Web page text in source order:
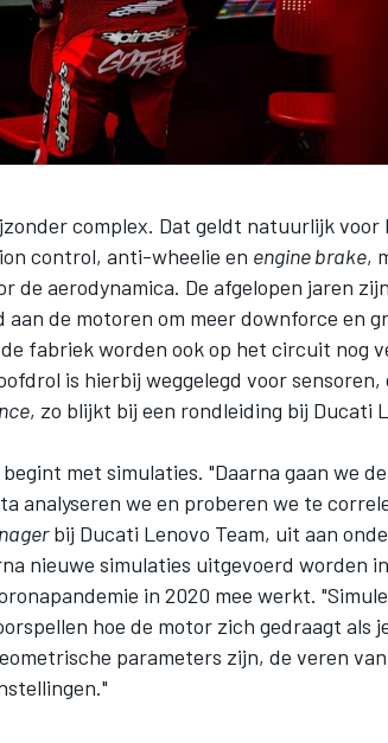
complex. Dat geldt natuurlijk
control, anti-wheelie en engine brake,
aerodynamica. De afgelopen jaren
de motoren om meer downforce en
fabriek worden ook op het circuit nog
is hierbij weggelegd voor sensoren,
, zo blijkt bij een rondleiding bij Ducati
met simulaties. "Daarna gaan we
analyseren we en proberen we te
bij Ducati Lenovo Team, uit aan
nieuwe simulaties uitgevoerd worden
in 2020 mee werkt.
hoe de motor zich gedraagt als
parameters zijn, de veren